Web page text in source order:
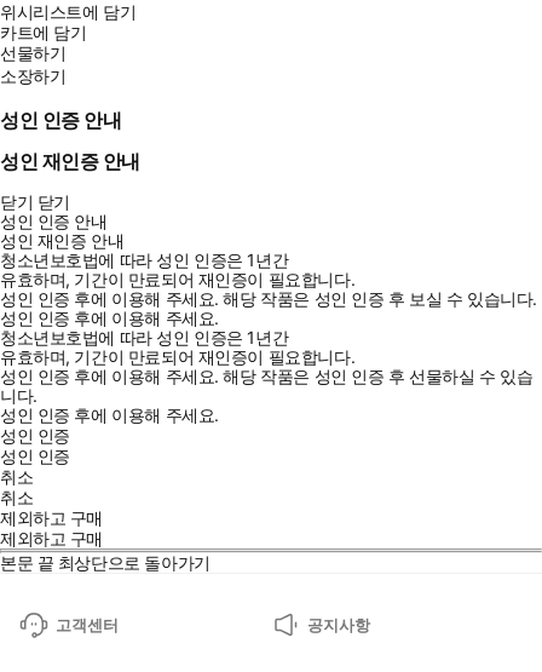
위시리스트에 담기
카트에 담기
선물하기
소장하기
성인 인증 안내
성인 재인증 안내
닫기 닫기
성인 인증 안내
성인 재인증 안내
청소년보호법에 따라 성인 인증은 1년간
유효하며, 기간이 만료되어 재인증이 필요합니다.
성인 인증 후에 이용해 주세요.해당 작품은 성인 인증 후 보실 수 있습니다.
성인 인증 후에 이용해 주세요.
청소년보호법에 따라 성인 인증은 1년간
유효하며, 기간이 만료되어 재인증이 필요합니다.
성인 인증 후에 이용해 주세요.해당 작품은 성인 인증 후 선물하실 수 있습
니다.
성인 인증 후에 이용해 주세요.
성인 인증
성인 인증
취소
취소
제외하고 구매
제외하고 구매
본문 끝 최상단으로 돌아가기
고객센터 공지사항